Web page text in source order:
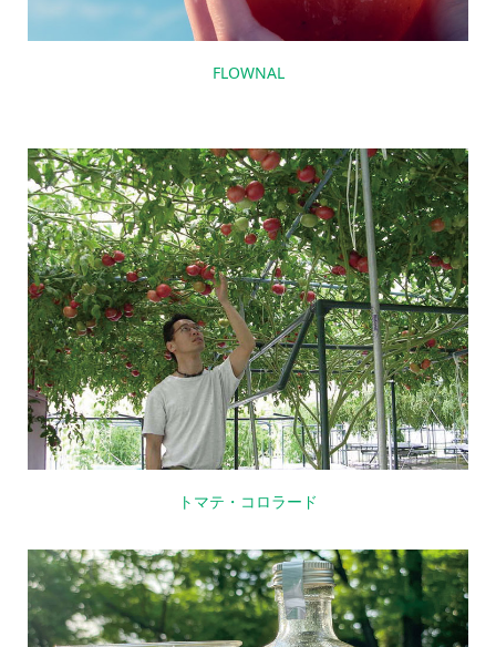
FLOWNAL
トマテ・コロラード